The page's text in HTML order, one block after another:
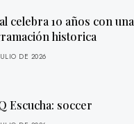
celebra 10 años con una
historica
DE 2026
Escucha: soccer